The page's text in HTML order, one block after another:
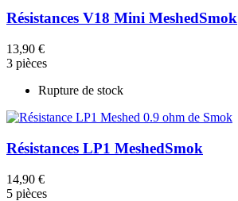
Résistances V18 Mini MeshedSmok
13,90 €
3 pièces
Rupture de stock
Résistances LP1 MeshedSmok
14,90 €
5 pièces